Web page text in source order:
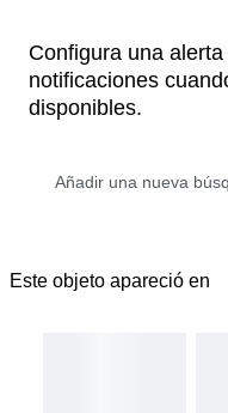
Configura una
notificaciones
disponibles.
Este objeto apareció en